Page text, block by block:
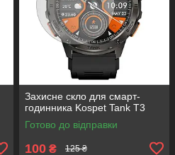
Захисне скло для смарт-
годинника Kospet Tank T3
Готово до відправки
100 ₴ 125 ₴